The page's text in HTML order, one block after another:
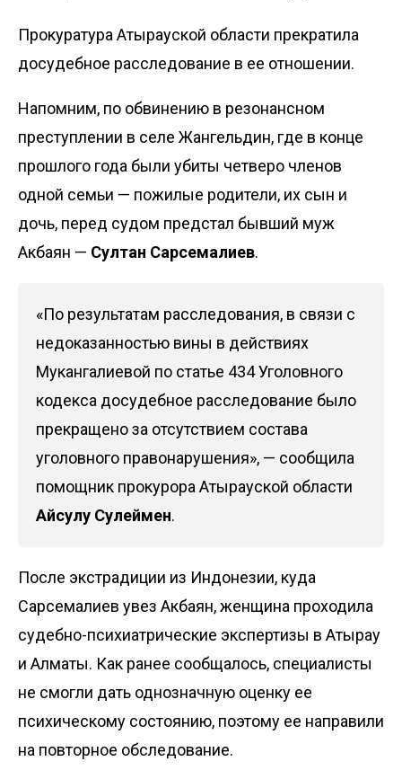
Прокуратура Атырауской области прекратила
досудебное расследование в ее отношении.
Напомним, по обвинению в резонансном
преступлении в селе Жангельдин, где в конце
прошлого года были убиты четверо членов
одной семьи — пожилые родители, их сын и
дочь, перед судом предстал бывший муж
Акбаян — Султан Сарсемалиев.
«По результатам расследования, в связи с
недоказанностью вины в действиях
Мукангалиевой по статье 434 Уголовного
кодекса досудебное расследование было
прекращено за отсутствием состава
уголовного правонарушения», — сообщила
помощник прокурора Атырауской области
Айсулу Сулеймен.
После экстрадиции из Индонезии, куда
Сарсемалиев увез Акбаян, женщина проходила
судебно-психиатрические экспертизы в Атырау
и Алматы. Как ранее сообщалось, специалисты
не смогли дать однозначную оценку ее
психическому состоянию, поэтому ее направили
на повторное обследование.